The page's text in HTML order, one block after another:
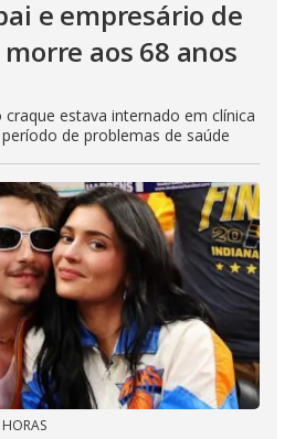
e empresário de
aos 68 anos
estava internado em clínica
de problemas de saúde